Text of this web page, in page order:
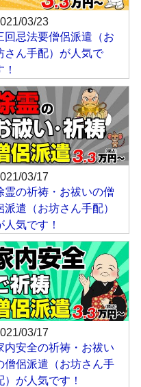
03/23
回忌法要僧侶派遣（お
さん手配）が人気で
！
03/17
霊の祈祷・お祓いの僧
派遣（お坊さん手配）
人気です！
03/17
内安全の祈祷・お祓い
僧侶派遣（お坊さん手
）が人気です！